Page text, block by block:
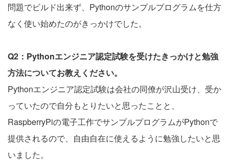
問題でビルド出来ず、Pythonのサンプルプログラムを仕方
なく使い始めたのがきっかけでした。
Q2：Pythonエンジニア認定試験を受けたきっかけと勉強
方法についてお教えください。
Pythonエンジニア認定試験は会社の同僚が沢山受け、受か
っていたので自分もとりたいと思ったことと、
RaspberryPiの電子工作でサンプルプログラムがPythonで
提供されるので、自由自在に使えるように勉強したいと思
いました。